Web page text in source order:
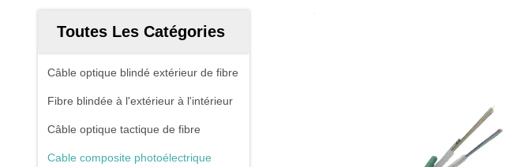
Toutes Les Catégories
Câble optique blindé extérieur de fibre
Fibre blindée à l'extérieur à l'intérieur
Câble optique tactique de fibre
Cable composite photoélectrique